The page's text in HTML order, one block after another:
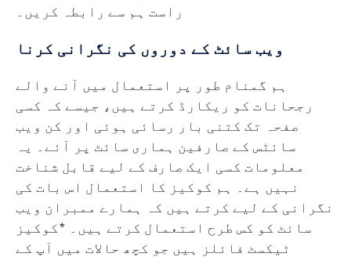
راست ہم سے رابطہ کریں۔
ویب سائٹ کے دوروں کی نگرانی کرنا
ہم گمنام طور پر استعمال میں آنے والے
رجحانات کو ریکارڈ کرتے ہیں، جیسے کہ کسی
صفحہ تک کتنی بار رسائی ہوئی اور کن ویب
سائٹس کے صارفین ہماری سائٹ پر آئے۔ یہ
معلومات کسی ایک صارف کے لیے قابل شناخت
نہیں ہے۔ ہم کوکیز کا استعمال اس بات کی
نگرانی کے لیے کرتے ہیں کہ ہمارے ممبران ویب
سائٹ کو کس طرح استعمال کرتے ہیں۔ *کوکیز
ٹیکسٹ فائلز ہیں جو کچھ حالات میں آپ کے